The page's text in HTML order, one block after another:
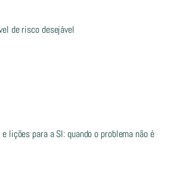
de risco desejável
lições para a SI: quando o problema não é